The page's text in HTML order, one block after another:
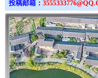
投稿邮箱：